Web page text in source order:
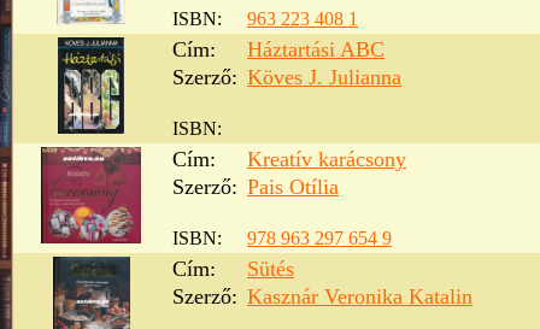
ISBN: 963 223 408 1
Cím:
Háztartási ABC
Szerző: Köves J. Julianna
ISBN:
Cím:
Kreatív ​karácsony
Szerző: Pais Otília
ISBN: 978 963 297 654 9
Cím:
Sütés
Szerző: Kasznár Veronika Katalin